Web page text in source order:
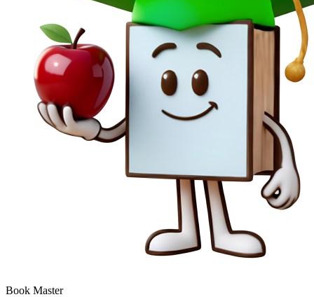
Book Master